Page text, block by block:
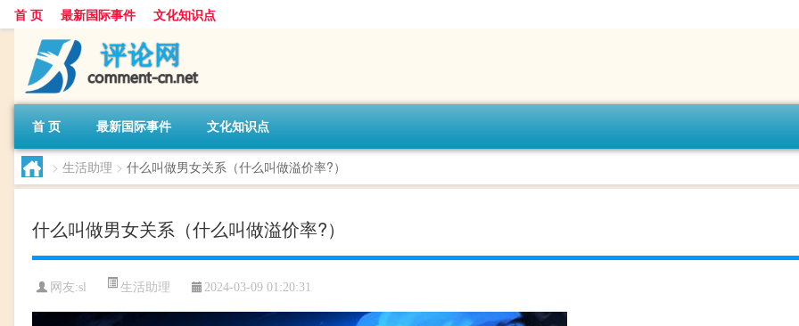
首 页 最新国际事件 文化知识点
首 页 最新国际事件 文化知识点
> 生活助理 > 什么叫做男女关系（什么叫做溢价率?）
什么叫做男女关系（什么叫做溢价率?）
网友:sl 生活助理 2024-03-09 01:20:31